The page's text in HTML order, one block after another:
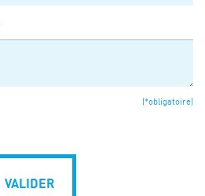
(*obligatoire)
VALIDER